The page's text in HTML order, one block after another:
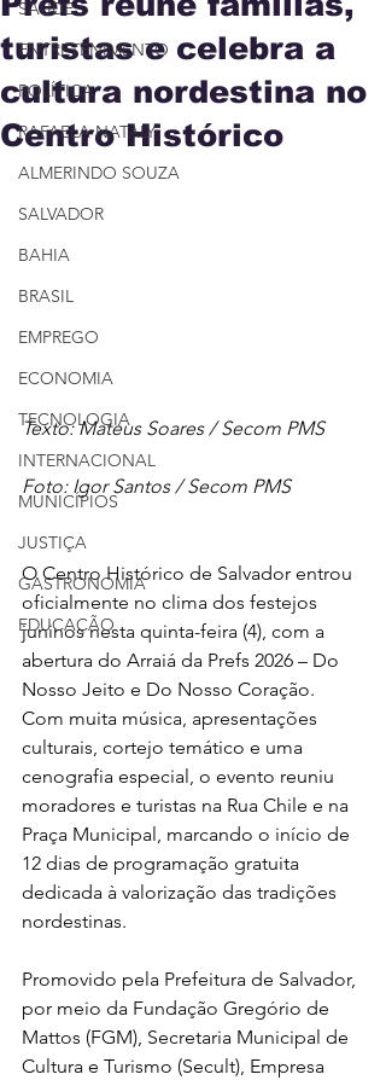
SAÚDE
ENTRETENIMENTO
POLÍTICA
RAFAELA NATALY
ALMERINDO SOUZA
SALVADOR
BAHIA
BRASIL
EMPREGO
ECONOMIA
TECNOLOGIA
INTERNACIONAL
MUNICÍPIOS
JUSTIÇA
GASTRONOMIA
EDUCAÇÃO
turistas e celebra a
cultura nordestina no
Centro Histórico
Texto: Mateus Soares / Secom PMS
Foto: Igor Santos / Secom PMS
O Centro Histórico de Salvador entrou
oficialmente no clima dos festejos
juninos nesta quinta-feira (4), com a
abertura do Arraiá da Prefs 2026 – Do
Nosso Jeito e Do Nosso Coração.
Com muita música, apresentações
culturais, cortejo temático e uma
cenografia especial, o evento reuniu
moradores e turistas na Rua Chile e na
Praça Municipal, marcando o início de
12 dias de programação gratuita
dedicada à valorização das tradições
nordestinas.
Promovido pela Prefeitura de Salvador,
por meio da Fundação Gregório de
Mattos (FGM), Secretaria Municipal de
Cultura e Turismo (Secult), Empresa